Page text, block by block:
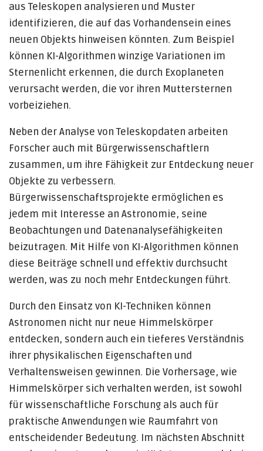
aus Teleskopen analysieren und Muster
identifizieren, die auf das Vorhandensein eines
neuen Objekts hinweisen könnten. Zum Beispiel
können KI-Algorithmen winzige Variationen im
Sternenlicht erkennen, die durch Exoplaneten
verursacht werden, die vor ihren Muttersternen
vorbeiziehen.
Neben der Analyse von Teleskopdaten arbeiten
Forscher auch mit Bürgerwissenschaftlern
zusammen, um ihre Fähigkeit zur Entdeckung neuer
Objekte zu verbessern.
Bürgerwissenschaftsprojekte ermöglichen es
jedem mit Interesse an Astronomie, seine
Beobachtungen und Datenanalysefähigkeiten
beizutragen. Mit Hilfe von KI-Algorithmen können
diese Beiträge schnell und effektiv durchsucht
werden, was zu noch mehr Entdeckungen führt.
Durch den Einsatz von KI-Techniken können
Astronomen nicht nur neue Himmelskörper
entdecken, sondern auch ein tieferes Verständnis
ihrer physikalischen Eigenschaften und
Verhaltensweisen gewinnen. Die Vorhersage, wie
Himmelskörper sich verhalten werden, ist sowohl
für wissenschaftliche Forschung als auch für
praktische Anwendungen wie Raumfahrt von
entscheidender Bedeutung. Im nächsten Abschnitt